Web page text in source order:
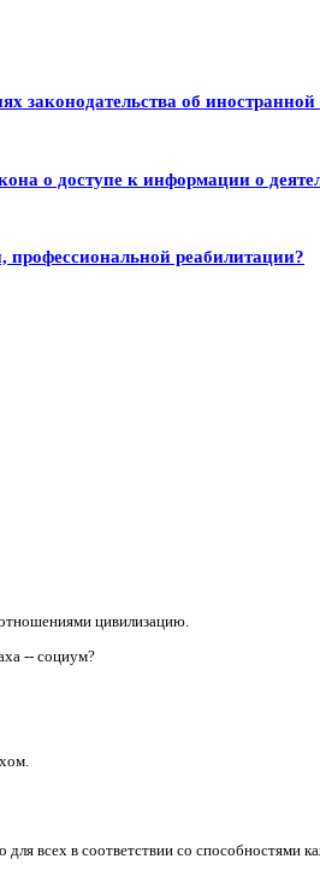
законодательства об
о доступе к информации о
профессиональной реабилитации?
цивилизацию.
-- социум?
всех в соответствии со